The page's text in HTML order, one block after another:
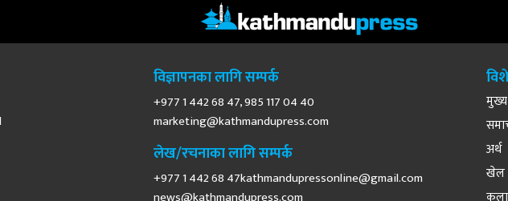
विज्ञापनका लागि सम्पर्क
+977 1 442 68 47, 985 117 04 40
marketing@kathmandupress.com
लेख/रचनाका लागि सम्पर्क
+977 1 442 68 47kathmandupressonline@gmail.com
अर्थ
खेल